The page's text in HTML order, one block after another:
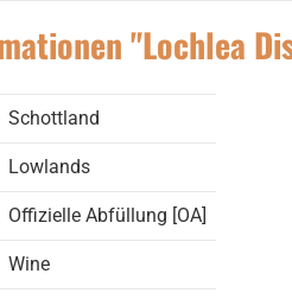
"Lochlea
Schottland
Lowlands
Offizielle Abfüllung [OA]
Wine